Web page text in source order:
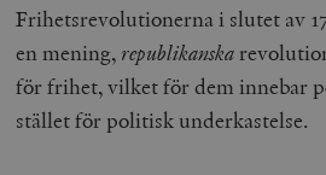
Frihetsrevolutionerna i slutet av
en mening, republikanska
för frihet, vilket för dem innebar
stället för politisk underkastelse.